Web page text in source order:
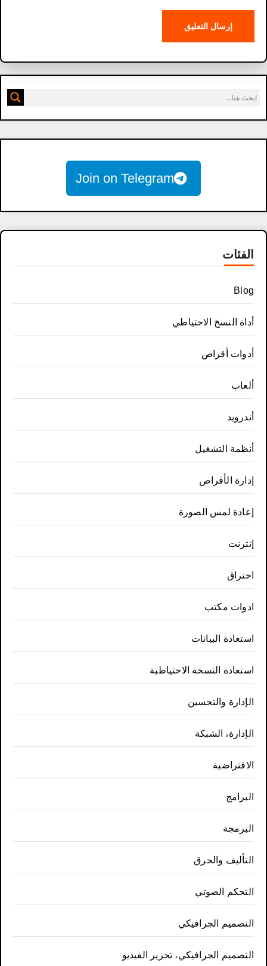
Join on Telegram
الفئات
Blog
أداة النسخ الاحتياطي
أدوات أقراص
ألعاب
أندرويد
أنظمة التشغيل
إدارة الأقراص
إعادة لمس الصورة
إنترنت
احتراق
ادوات مكتب
استعادة البيانات
استعادة النسخة الاحتياطية
الإدارة والتحسين
الإدارة، الشبكة
الافتراضية
البرامج
البرمجة
التأليف والحرق
التحكم الصوتي
التصميم الجرافيكي
التصميم الجرافيكي، تحرير الفيديو